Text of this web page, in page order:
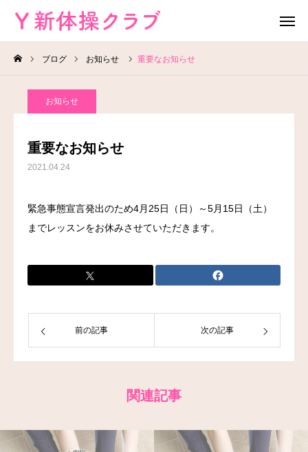
ブログ お知らせ 重要なお知らせ
お知らせ
重要なお知らせ
2021.04.24
緊急事態宣言発出のため4月25日（日）～5月15日（土）
までレッスンをお休みさせていただきます。
前の記事 次の記事
関連記事
無料体験
HOME
教室概要
よくある質問
お問い合わせ